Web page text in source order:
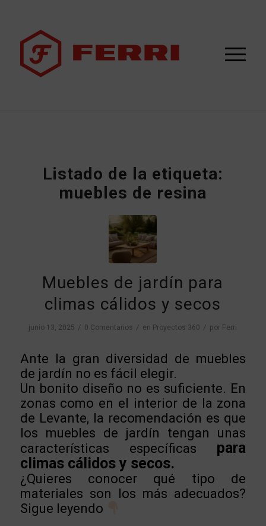
Listado de la etiqueta:
muebles de resina
Muebles de jardín para
climas cálidos y secos
junio 13, 2025 / 0 Comentarios / en Proyectos 360 / por Ferri
Ante la gran diversidad de muebles
de jardín no es fácil elegir.
Un bonito diseño no es suficiente. En
zonas como en el interior de la zona
de Levante, la recomendación es que
los muebles de jardín tengan unas
características específicas para
climas cálidos y secos.
¿Quieres conocer qué tipo de
materiales son los más adecuados?
Sigue leyendo